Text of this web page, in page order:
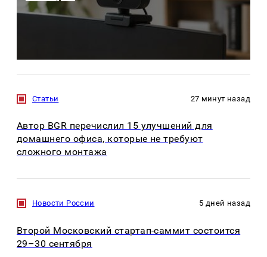
Статьи 27 минут назад
Автор BGR перечислил 15 улучшений для
домашнего офиса, которые не требуют
сложного монтажа
Новости России 5 дней назад
Второй Московский стартап-саммит состоится
29–30 сентября